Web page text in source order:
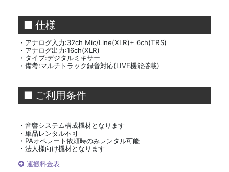
■ 仕様
・アナログ入力:32ch Mic/Line(XLR)+ 6ch(TRS)
・アナログ出力:16ch(XLR)
・タイプ:デジタルミキサー
・備考:マルチトラック録音対応(LIVE機能搭載)
■ ご利用条件
・音響システム構成機材となります
・単品レンタル不可
・PAオペレート依頼時のみレンタル可能
・法人様向け機材となります
運搬料金表